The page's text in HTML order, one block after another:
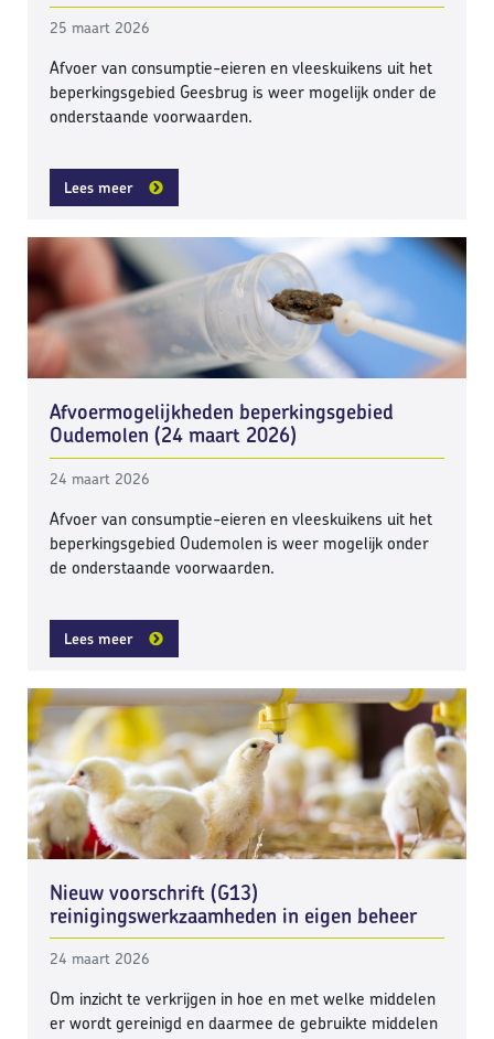
25 maart 2026
Afvoer van consumptie-eieren en vleeskuikens uit het
beperkingsgebied Geesbrug is weer mogelijk onder de
onderstaande voorwaarden.
Lees meer
Afvoermogelijkheden beperkingsgebied
Oudemolen (24 maart 2026)
24 maart 2026
Afvoer van consumptie-eieren en vleeskuikens uit het
beperkingsgebied Oudemolen is weer mogelijk onder
de onderstaande voorwaarden.
Lees meer
Nieuw voorschrift (G13)
reinigingswerkzaamheden in eigen beheer
24 maart 2026
Om inzicht te verkrijgen in hoe en met welke middelen
er wordt gereinigd en daarmee de gebruikte middelen